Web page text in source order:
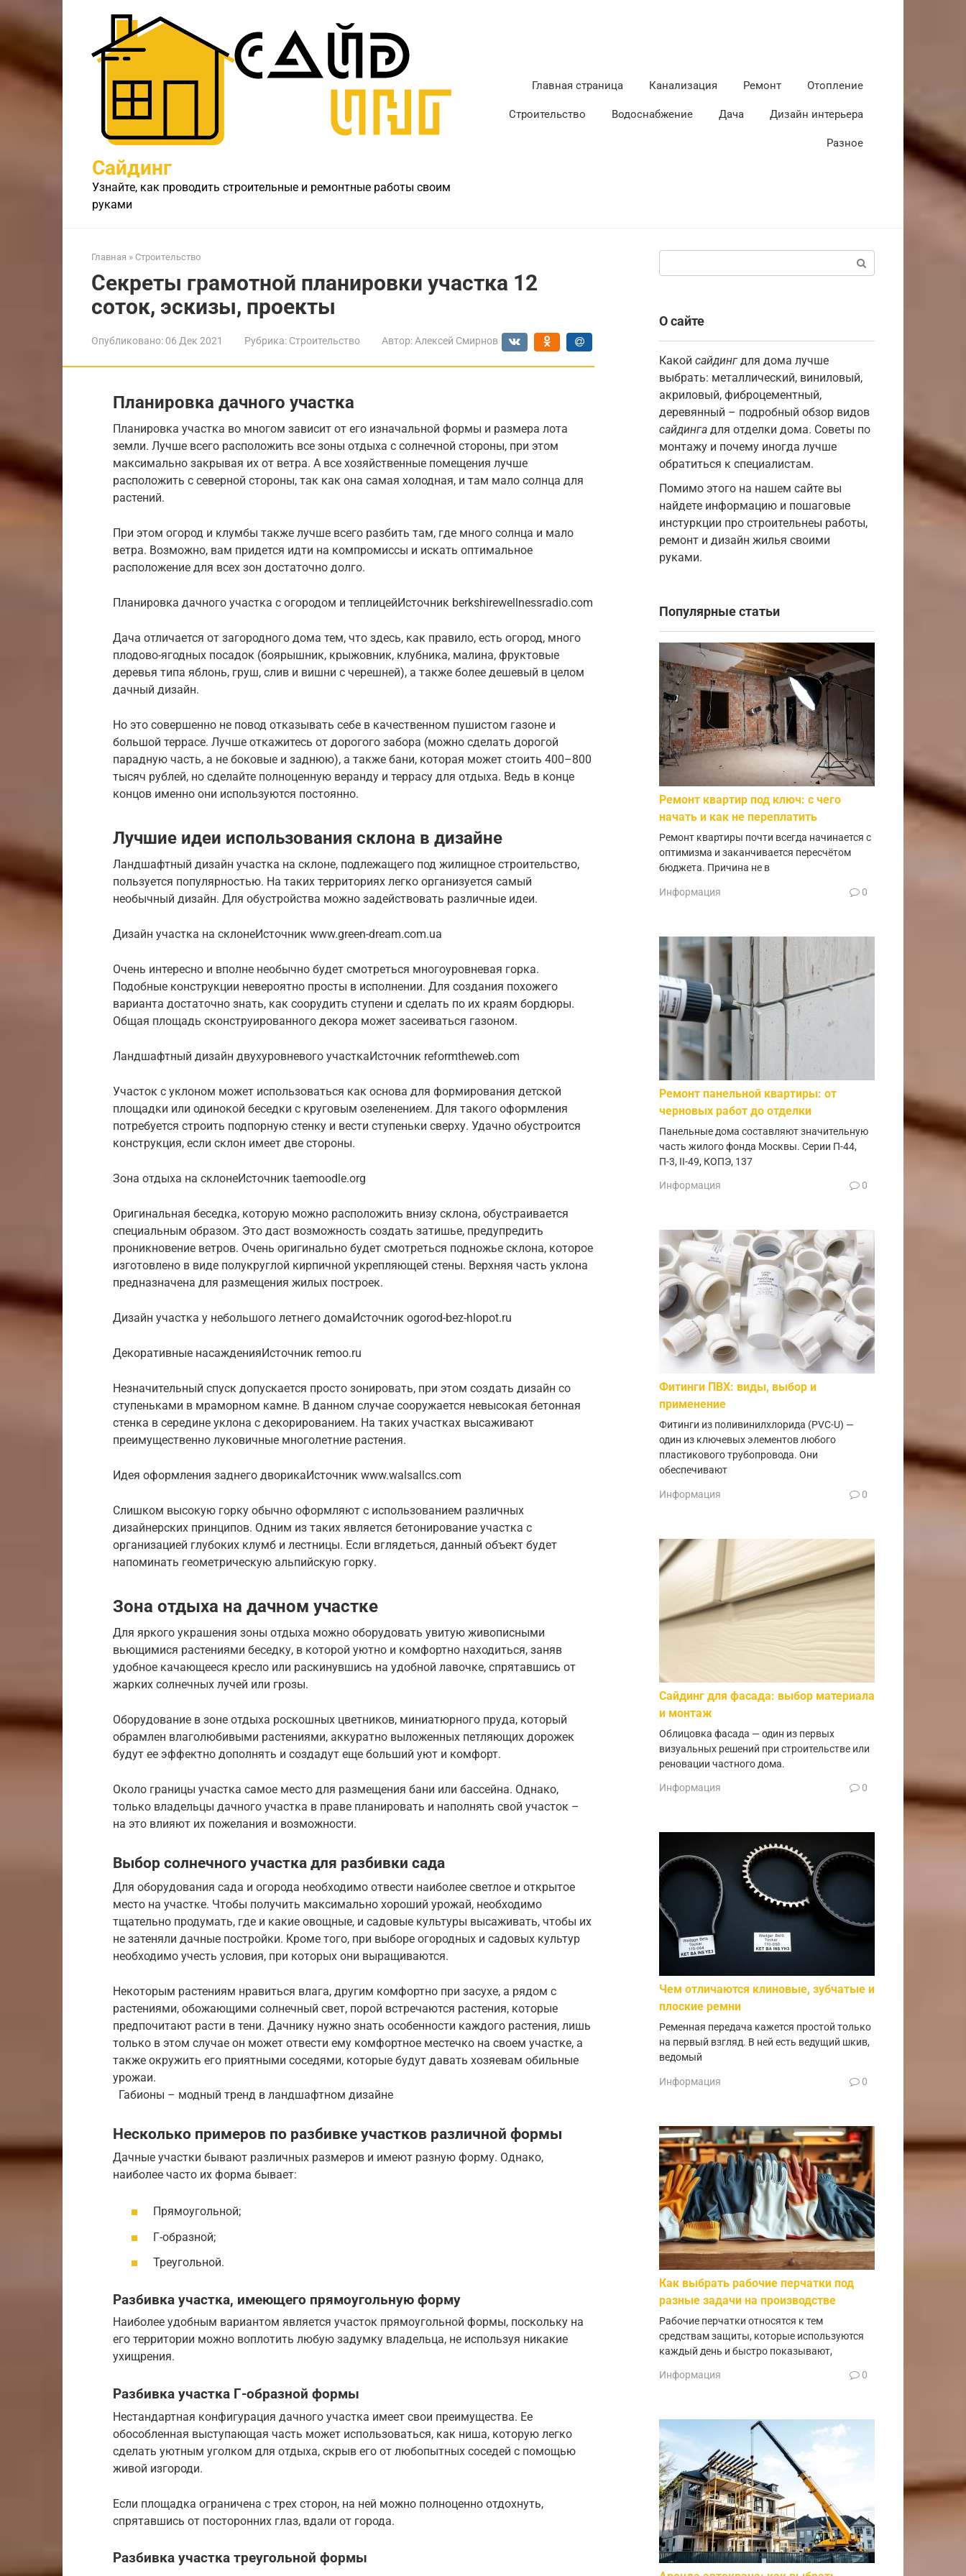
контенту
Сайдинг
Узнайте, как проводить строительные и ремонтные работы своим
руками
Главная страница Канализация Ремонт Отопление
Строительство Водоснабжение Дача Дизайн интерьера
Разное
Главная » Строительство
Секреты грамотной планировки участка 12
соток, эскизы, проекты
Опубликовано: 06 Дек 2021 Рубрика: Строительство Автор: Алексей Смирнов
Планировка дачного участка
Планировка участка во многом зависит от его изначальной формы и размера лота
земли. Лучше всего расположить все зоны отдыха с солнечной стороны, при этом
максимально закрывая их от ветра. А все хозяйственные помещения лучше
расположить с северной стороны, так как она самая холодная, и там мало солнца для
растений.
При этом огород и клумбы также лучше всего разбить там, где много солнца и мало
ветра. Возможно, вам придется идти на компромиссы и искать оптимальное
расположение для всех зон достаточно долго.
Планировка дачного участка с огородом и теплицейИсточник berkshirewellnessradio.com
Дача отличается от загородного дома тем, что здесь, как правило, есть огород, много
плодово-ягодных посадок (боярышник, крыжовник, клубника, малина, фруктовые
деревья типа яблонь, груш, слив и вишни с черешней), а также более дешевый в целом
дачный дизайн.
Но это совершенно не повод отказывать себе в качественном пушистом газоне и
большой террасе. Лучше откажитесь от дорогого забора (можно сделать дорогой
парадную часть, а не боковые и заднюю), а также бани, которая может стоить 400–800
тысяч рублей, но сделайте полноценную веранду и террасу для отдыха. Ведь в конце
концов именно они используются постоянно.
Лучшие идеи использования склона в дизайне
Ландшафтный дизайн участка на склоне, подлежащего под жилищное строительство,
пользуется популярностью. На таких территориях легко организуется самый
необычный дизайн. Для обустройства можно задействовать различные идеи.
Дизайн участка на склонеИсточник www.green-dream.com.ua
Очень интересно и вполне необычно будет смотреться многоуровневая горка.
Подобные конструкции невероятно просты в исполнении. Для создания похожего
варианта достаточно знать, как соорудить ступени и сделать по их краям бордюры.
Общая площадь сконструированного декора может засеиваться газоном.
Ландшафтный дизайн двухуровневого участкаИсточник reformtheweb.com
Участок с уклоном может использоваться как основа для формирования детской
площадки или одинокой беседки с круговым озеленением. Для такого оформления
потребуется строить подпорную стенку и вести ступеньки сверху. Удачно обустроится
конструкция, если склон имеет две стороны.
Зона отдыха на склонеИсточник taemoodle.org
Оригинальная беседка, которую можно расположить внизу склона, обустраивается
специальным образом. Это даст возможность создать затишье, предупредить
проникновение ветров. Очень оригинально будет смотреться подножье склона, которое
изготовлено в виде полукруглой кирпичной укрепляющей стены. Верхняя часть уклона
предназначена для размещения жилых построек.
Дизайн участка у небольшого летнего домаИсточник ogorod-bez-hlopot.ru
Декоративные насажденияИсточник remoo.ru
Незначительный спуск допускается просто зонировать, при этом создать дизайн со
ступеньками в мраморном камне. В данном случае сооружается невысокая бетонная
стенка в середине уклона с декорированием. На таких участках высаживают
преимущественно луковичные многолетние растения.
Идея оформления заднего дворикаИсточник www.walsallcs.com
Слишком высокую горку обычно оформляют с использованием различных
дизайнерских принципов. Одним из таких является бетонирование участка с
организацией глубоких клумб и лестницы. Если вглядеться, данный объект будет
напоминать геометрическую альпийскую горку.
Зона отдыха на дачном участке
Для яркого украшения зоны отдыха можно оборудовать увитую живописными
вьющимися растениями беседку, в которой уютно и комфортно находиться, заняв
удобное качающееся кресло или раскинувшись на удобной лавочке, спрятавшись от
жарких солнечных лучей или грозы.
Оборудование в зоне отдыха роскошных цветников, миниатюрного пруда, который
обрамлен влаголюбивыми растениями, аккуратно выложенных петляющих дорожек
будут ее эффектно дополнять и создадут еще больший уют и комфорт.
Около границы участка самое место для размещения бани или бассейна. Однако,
только владельцы дачного участка в праве планировать и наполнять свой участок –
на это влияют их пожелания и возможности.
Выбор солнечного участка для разбивки сада
Для оборудования сада и огорода необходимо отвести наиболее светлое и открытое
место на участке. Чтобы получить максимально хороший урожай, необходимо
тщательно продумать, где и какие овощные, и садовые культуры высаживать, чтобы их
не затеняли дачные постройки. Кроме того, при выборе огородных и садовых культур
необходимо учесть условия, при которых они выращиваются.
Некоторым растениям нравиться влага, другим комфортно при засухе, а рядом с
растениями, обожающими солнечный свет, порой встречаются растения, которые
предпочитают расти в тени. Дачнику нужно знать особенности каждого растения, лишь
только в этом случае он может отвести ему комфортное местечко на своем участке, а
также окружить его приятными соседями, которые будут давать хозяевам обильные
урожаи.
Габионы – модный тренд в ландшафтном дизайне
Несколько примеров по разбивке участков различной формы
Дачные участки бывают различных размеров и имеют разную форму. Однако,
наиболее часто их форма бывает:
Прямоугольной;
Г-образной;
Треугольной.
Разбивка участка, имеющего прямоугольную форму
Наиболее удобным вариантом является участок прямоугольной формы, поскольку на
его территории можно воплотить любую задумку владельца, не используя никакие
ухищрения.
Разбивка участка Г-образной формы
Нестандартная конфигурация дачного участка имеет свои преимущества. Ее
обособленная выступающая часть может использоваться, как ниша, которую легко
сделать уютным уголком для отдыха, скрыв его от любопытных соседей с помощью
живой изгороди.
Если площадка ограничена с трех сторон, на ней можно полноценно отдохнуть,
спрятавшись от посторонних глаз, вдали от города.
Разбивка участка треугольной формы
О сайте
Какой сайдинг для дома лучше
выбрать: металлический, виниловый,
акриловый, фиброцементный,
деревянный – подробный обзор видов
сайдинга для отделки дома. Советы по
монтажу и почему иногда лучше
обратиться к специалистам.
Помимо этого на нашем сайте вы
найдете информацию и пошаговые
инстуркции про строительнеы работы,
ремонт и дизайн жилья своими
руками.
Популярные статьи
Ремонт квартир под ключ: с чего
начать и как не переплатить
Ремонт квартиры почти всегда начинается с
оптимизма и заканчивается пересчётом
бюджета. Причина не в
Информация 0
Ремонт панельной квартиры: от
черновых работ до отделки
Панельные дома составляют значительную
часть жилого фонда Москвы. Серии П-44,
П-3, II-49, КОПЭ, 137
Информация 0
Фитинги ПВХ: виды, выбор и
применение
Фитинги из поливинилхлорида (PVC-U) —
один из ключевых элементов любого
пластикового трубопровода. Они
обеспечивают
Информация 0
Сайдинг для фасада: выбор материала
и монтаж
Облицовка фасада — один из первых
визуальных решений при строительстве или
реновации частного дома.
Информация 0
Чем отличаются клиновые, зубчатые и
плоские ремни
Ременная передача кажется простой только
на первый взгляд. В ней есть ведущий шкив,
ведомый
Информация 0
Как выбрать рабочие перчатки под
разные задачи на производстве
Рабочие перчатки относятся к тем
средствам защиты, которые используются
каждый день и быстро показывают,
Информация 0